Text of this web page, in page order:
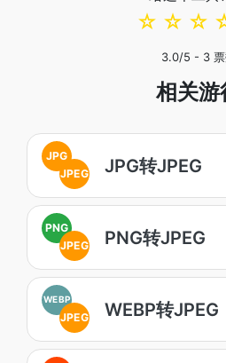
☆
☆
☆
3.0/5 - 3票
相关游
JPG
JPEG
JPG转JPEG
PNG
JPEG
PNG转JPEG
WEBP
JPEG WEBP转JPEG